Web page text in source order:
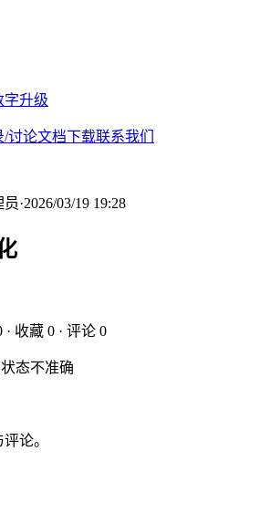
字升级
/讨论文档下载联系我们
员·2026/03/19 19:28
· 收藏 0 · 评论 0
态不准确
论。